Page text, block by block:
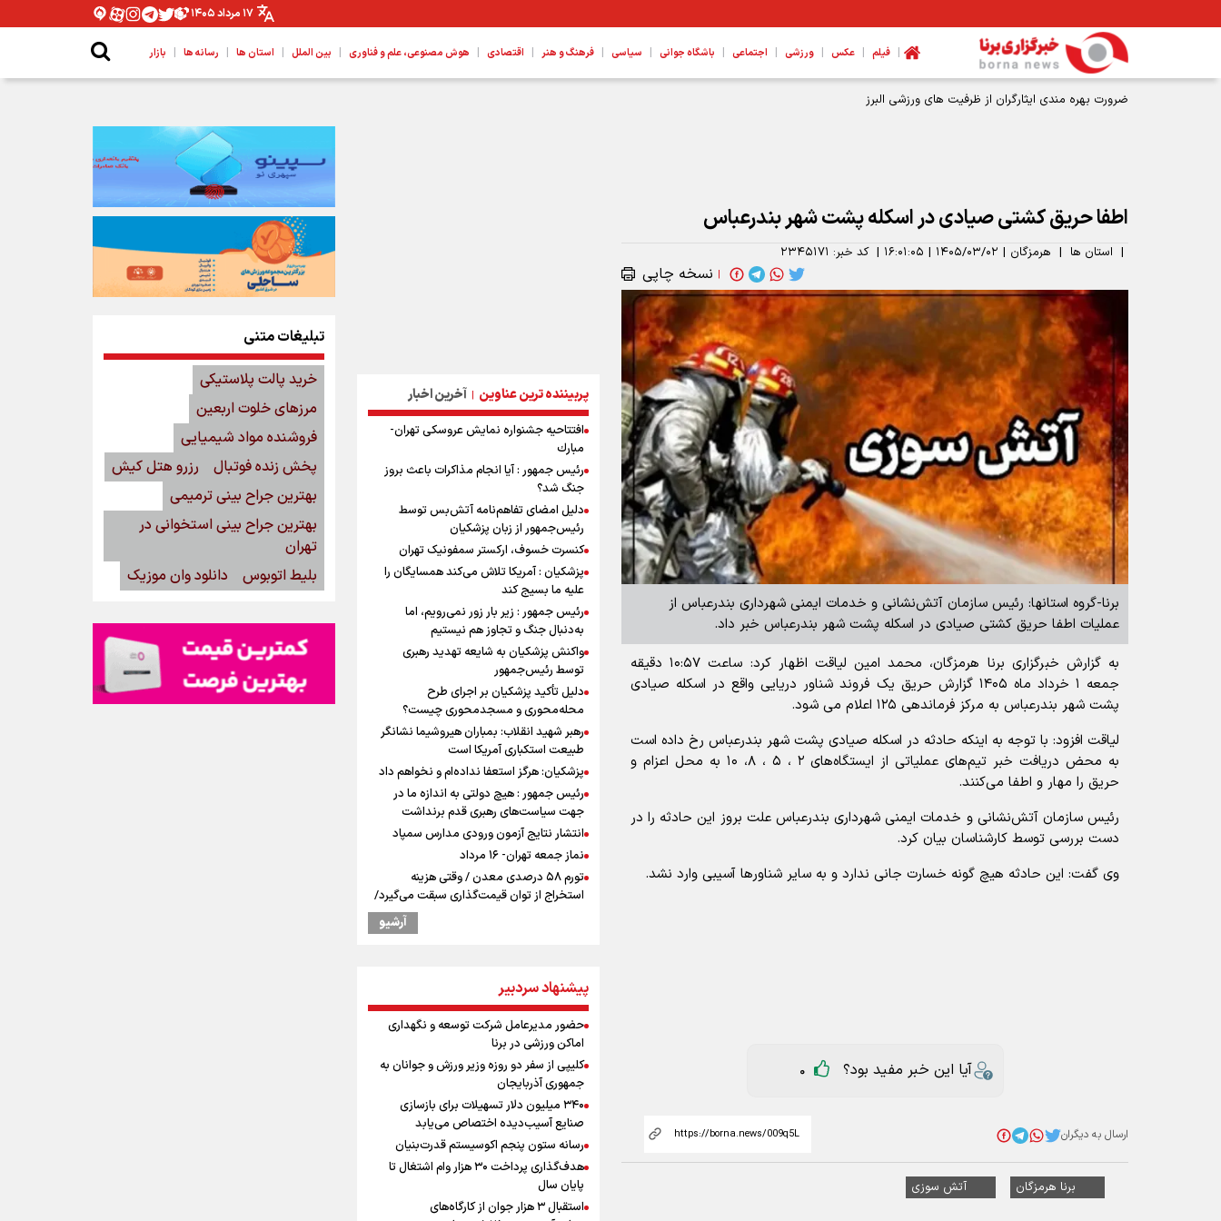
۱۷ مرداد ۱۴۰۵
| فیلم | عکس | ورزشی | اجتماعی | باشگاه جوانی | سیاسی | فرهنگ و هنر | اقتصادی | هوش مصنوعی، علم و فناوری | بین الملل | استان ها | رسانه ها | بازار
ضرورت بهره مندی ایثارگران از ظرفیت های ورزشی البرز
اطفا حریق کشتی صیادی در اسکله پشت شهر بندرعباس
| استان ها | هرمزگان | ۱۴۰۵/۰۳/۰۲ | ۱۶:۰۱:۰۵ | کد خبر: ۲۳۴۵۱۷۱
| نسخه چاپی
برنا-گروه استانها: رئیس سازمان آتش‌نشانی و خدمات ایمنی شهرداری بندرعباس از
عملیات اطفا حریق کشتی صیادی در اسکله پشت شهر بندرعباس خبر داد.
به گزارش خبرگزاری برنا هرمزگان، محمد امین لیاقت اظهار کرد: ساعت ۱۰:۵۷ دقیقه
جمعه ۱ خرداد ماه ۱۴۰۵ گزارش حریق یک فروند شناور دریایی واقع در اسکله صیادی
پشت شهر بندرعباس به مرکز فرماندهی ۱۲۵ اعلام می شود.
لیاقت افزود: با توجه به اینکه حادثه در اسکله صیادی پشت شهر بندرعباس رخ داده است
به محض دریافت خبر تیم‌های عملیاتی از ایستگاه‌های ۲ ، ۵ ، ۸، ۱۰ به محل اعزام و
حریق را مهار و اطفا می‌کنند.
رئیس سازمان آتش‌نشانی و خدمات ایمنی شهرداری بندرعباس علت بروز این حادثه را در
دست بررسی توسط کارشناسان بیان کرد.
وی گفت: این حادثه هیچ گونه خسارت جانی ندارد و به سایر شناورها آسیبی وارد نشد.
آتش سوزی
خروج خودروهای مناطق آزاد از هرمزگان ممنوع است
پربیننده ترین عناوین | آخرین اخبار
افتتاحیه جشنواره نمايش عروسكى تهران-
مبارك
رئیس جمهور : آیا انجام مذاکرات باعث بروز
جنگ شد؟
دلیل امضای تفاهم‌نامه آتش‌بس توسط
رئیس‌جمهور از زبان پزشکیان
کنسرت خسوف، ارکستر سمفونیک تهران
پزشکیان : آمریکا تلاش می‌کند همسایگان را
علیه ما بسیج کند
رئیس جمهور : زیر بار زور نمی‌رویم، اما
به‌دنبال جنگ و تجاوز هم نیستیم
واکنش پزشکیان به شایعه تهدید رهبری
توسط رئیس‌جمهور
دلیل تأکید پزشکیان بر اجرای طرح
محله‌محوری و مسجدمحوری چیست؟
رهبر شهید انقلاب: بمباران هیروشیما نشانگر
طبیعت استکباری آمریکا است
پزشکیان: هرگز استعفا نداده‌ام و نخواهم داد
رئیس جمهور : هیچ دولتی به اندازه ما در
جهت سیاست‌های رهبری قدم برنداشت
انتشار نتایج آزمون ورودی مدارس سمپاد
نماز جمعه تهران- ۱۶ مرداد
تورم ۵۸ درصدی معدن / وقتی هزینه
استخراج از توان قیمت‌گذاری سبقت می‌گیرد/
دروازه‌بان سرشناس پرسپولیس در آستانه
فسخ قرارداد!
بازدید وزیر ورزش ایران از مجموعه ملی
تیراندازی باکو یکی از مجهزترین مراکز
تیراندازی منطقه
پزشکیان: مذاکره به معنای تسلیم نیست/
دولت برای خدمت به مردم خواهد ایستاد/
هیچ اختلافی میان دولت و نیروهای مسلح
وجود ندارد
پیش بینی نرخ ارز، طلا و سکه شنبه ۱۷مرداد/
طلا و دلار در آستانه یک تغییر مهم
همتی: اظهارات جدید آمریکا با ادعاهای قبلی
آرشیو
پیشنهاد سردبیر
حضور مدیرعامل شرکت توسعه و نگهداری
اماکن ورزشی در برنا
کلیپی از سفر دو روزه وزیر ورزش و جوانان به
جمهوری آذربایجان
۳۴۰ میلیون دلار تسهیلات برای بازسازی
صنایع آسیب‌دیده اختصاص می‌یابد
رسانه ستون پنجم اکوسیستم قدرت‌بنیان
هدف‌گذاری پرداخت ۳۰ هزار وام اشتغال تا
پایان سال
استقبال ۳ هزار جوان از کارگاه‌های
تبلیغات متنی
خرید پالت پلاستیکی
مرزهای خلوت اربعین
فروشنده مواد شیمیایی
پخش زنده فوتبال
رزرو هتل کیش
بهترین جراح بینی ترمیمی
بهترین جراح بینی استخوانی در
تهران
بلیط اتوبوس
دانلود وان موزیک